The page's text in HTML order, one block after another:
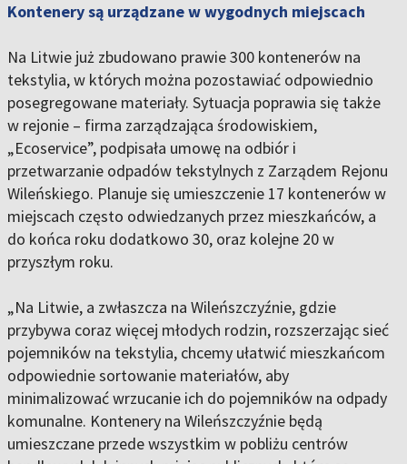
Kontenery są urządzane w wygodnych miejscach
Na Litwie już zbudowano prawie 300 kontenerów na
tekstylia, w których można pozostawiać odpowiednio
posegregowane materiały. Sytuacja poprawia się także
w rejonie – firma zarządzająca środowiskiem,
„Ecoservice”, podpisała umowę na odbiór i
przetwarzanie odpadów tekstylnych z Zarządem Rejonu
Wileńskiego. Planuje się umieszczenie 17 kontenerów w
miejscach często odwiedzanych przez mieszkańców, a
do końca roku dodatkowo 30, oraz kolejne 20 w
przyszłym roku.
„Na Litwie, a zwłaszcza na Wileńszczyźnie, gdzie
przybywa coraz więcej młodych rodzin, rozszerzając sieć
pojemników na tekstylia, chcemy ułatwić mieszkańcom
odpowiednie sortowanie materiałów, aby
minimalizować wrzucanie ich do pojemników na odpady
komunalne. Kontenery na Wileńszczyźnie będą
umieszczane przede wszystkim w pobliżu centrów